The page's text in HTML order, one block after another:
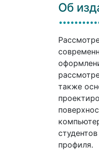
Об
также
профиля.